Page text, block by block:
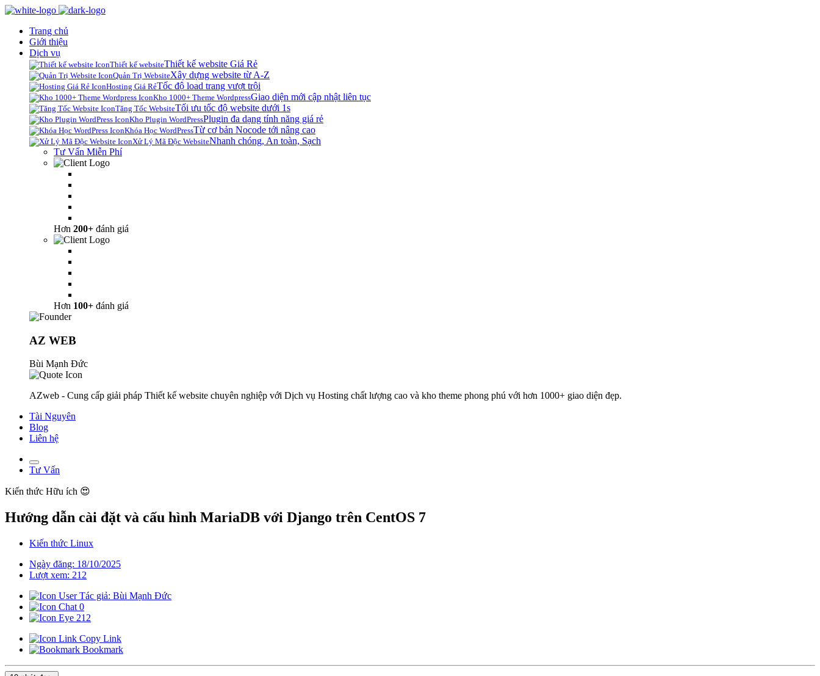
Trang chủ
Giới thiệu
Dịch vụ
Thiết kế websiteThiết kế website Giá Rẻ
Quản Trị WebsiteXây dựng website từ A-Z
Hosting Giá RẻTốc độ load trang vượt trội
Kho 1000+ Theme WordpressGiao diện mới cập nhật liên tục
Tăng Tốc WebsiteTối ưu tốc độ website dưới 1s
Kho Plugin WordPressPlugin đa dạng tính năng giá rẻ
Khóa Học WordPressTừ cơ bản Nocode tới nâng cao
Xử Lý Mã Độc WebsiteNhanh chóng, An toàn, Sạch
Tư Vấn Miễn Phí
Hơn 200+ đánh giá
Hơn 100+ đánh giá
AZ WEB
Bùi Mạnh Đức
AZweb - Cung cấp giải pháp Thiết kế website chuyên nghiệp với Dịch vụ Hosting chất lượng cao và kho theme phong phú với hơn 1000+ giao diện đẹp.
Tài Nguyên
Blog
Liên hệ
Tư Vấn
Kiến thức Hữu ích 😍
Hướng dẫn cài đặt và cấu hình MariaDB với Django trên CentOS 7
Kiến thức Linux
Ngày đăng: 18/10/2025
Lượt xem: 212
Tác giả: Bùi Mạnh Đức
0
212
Copy Link
Bookmark